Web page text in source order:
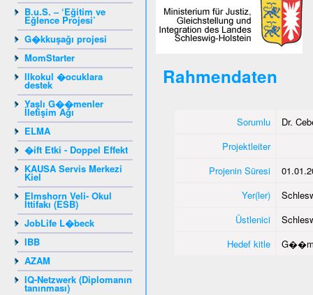
B.u.S. – ‘Eğitim ve
Eğlence Projesi’
G�kkuşağı projesi
MomStarter
Ilkokul �ocuklara
destek
Yaşlı G��menler
İletişim Ağı
ELMA
�ift Etki - Doppel Effekt
KAUSA Servis Merkezi
Kiel
Elmshorn Veli- Okul
İttifakı (ESB)
JobLife L�beck
IBB
AZAM
IQ-Netzwerk (Diplomanın
tanınması)
Rahmendaten
Sorumlu
Dr.
Projektleiter
Projenin Süresi
Yer(ler)
Üstlenici
Hedef kitle